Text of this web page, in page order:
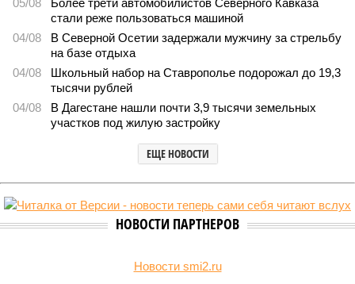
05/08
Более трети автомобилистов Северного Кавказа
стали реже пользоваться машиной
04/08
В Северной Осетии задержали мужчину за стрельбу
на базе отдыха
04/08
Школьный набор на Ставрополье подорожал до 19,3
тысячи рублей
04/08
В Дагестане нашли почти 3,9 тысячи земельных
участков под жилую застройку
ЕЩЕ НОВОСТИ
НОВОСТИ ПАРТНЕРОВ
Новости smi2.ru